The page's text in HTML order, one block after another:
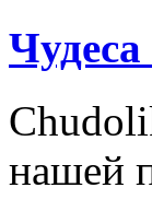
нашей